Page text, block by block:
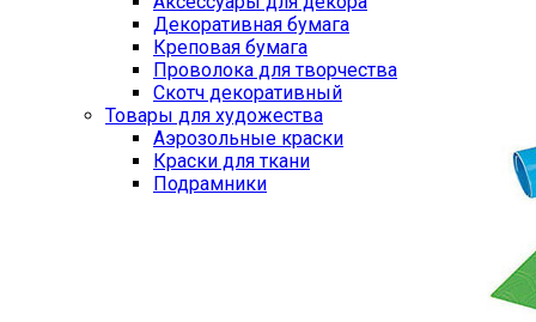
Декоративная бумага
Креповая бумага
Проволока для творчества
Скотч декоративный
Товары для художества
Аэрозольные краски
Краски для ткани
Подрамники